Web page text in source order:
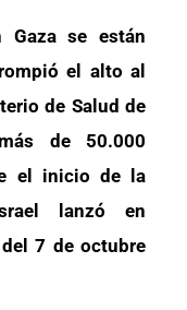
Gaza se están
el alto al
de Salud de
de 50.000
el inicio de la
lanzó en
7 de octubre